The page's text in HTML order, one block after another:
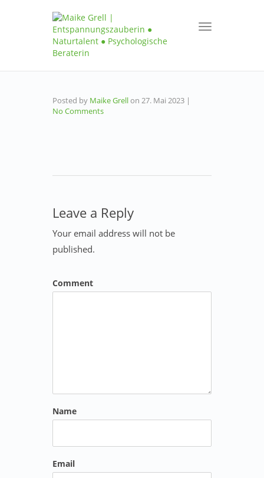
Toggle
Posted by Maike Grellon 27. Mai 2023 |
No Comments
Leave a Reply
Your email address will not be
published.
Comment
Name
Email